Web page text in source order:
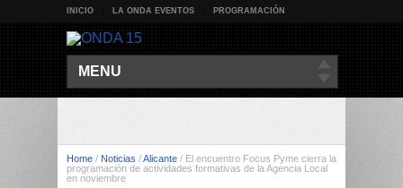
INICIO LA ONDA EVENTOS PROGRAMACIÓN
MENU
Home / Noticias /Alicante / El encuentro Focus Pyme cierra la
programación de actividades formativas de la Agencia Local
en noviembre